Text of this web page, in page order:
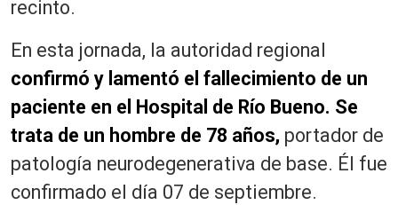
recinto.
En esta jornada, la autoridad regional
confirmó y lamentó el fallecimiento de un
paciente en el Hospital de Río Bueno. Se
trata de un hombre de 78 años, portador de
patología neurodegenerativa de base. Él fue
confirmado el día 07 de septiembre.